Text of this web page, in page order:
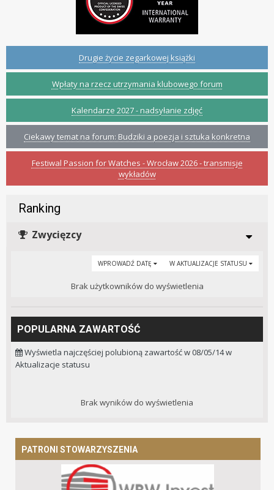
Drugie życie zegarkowej książki
Wpłaty na rzecz utrzymania klubowego forum
Kalendarze 2027 - nadsyłanie zdjęć
Ciekawy temat na forum: Budziki a poezja i sztuka konkretna
Festiwal Passion for Watches - Wrocław 2026 - transmisje
wykładów
Ranking
Zwycięzcy
W AKTUALIZACJE STATUSU
WPROWADŹ DATĘ
Brak użytkowników do wyświetlenia
POPULARNA ZAWARTOŚĆ
Wyświetla najczęściej polubioną zawartość w 08/05/14 w
Aktualizacje statusu
Brak wyników do wyświetlenia
PATRONI STOWARZYSZENIA